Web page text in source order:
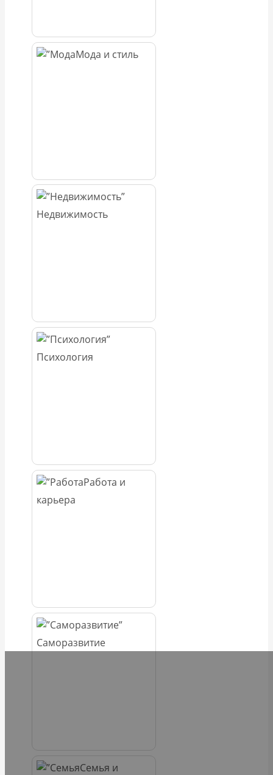
Мода и стиль
Недвижимость
Психология
Работа и
карьера
Саморазвитие
Семья и